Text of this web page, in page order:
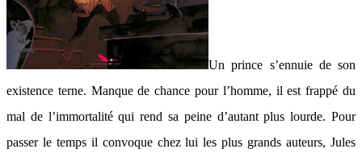
Un prince s’ennuie de son
existence terne. Manque de chance pour l’homme, il est frappé du
mal de l’immortalité qui rend sa peine d’autant plus lourde. Pour
passer le temps il convoque chez lui les plus grands auteurs, Jules